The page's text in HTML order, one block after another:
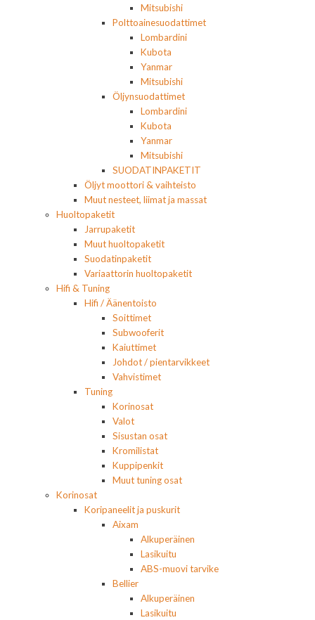
Mitsubishi
Polttoainesuodattimet
Lombardini
Kubota
Yanmar
Mitsubishi
Öljynsuodattimet
Lombardini
Kubota
Yanmar
Mitsubishi
SUODATINPAKETIT
Öljyt moottori & vaihteisto
Muut nesteet, liimat ja massat
Huoltopaketit
Jarrupaketit
Muut huoltopaketit
Suodatinpaketit
Variaattorin huoltopaketit
Hifi & Tuning
Hifi / Äänentoisto
Soittimet
Subwooferit
Kaiuttimet
Johdot / pientarvikkeet
Vahvistimet
Tuning
Korinosat
Valot
Sisustan osat
Kromilistat
Kuppipenkit
Muut tuning osat
Korinosat
Koripaneelit ja puskurit
Aixam
Alkuperäinen
Lasikuitu
ABS-muovi tarvike
Bellier
Alkuperäinen
Lasikuitu